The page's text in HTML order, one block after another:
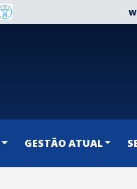
GESTÃO ATUAL